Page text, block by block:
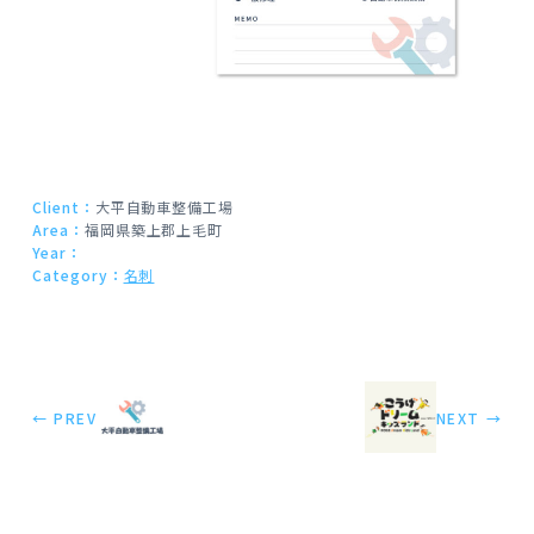
Client： 大平自動車整備工場
Area： 福岡県築上郡上毛町
Year：
Category： 名刺
← PREV NEXT →